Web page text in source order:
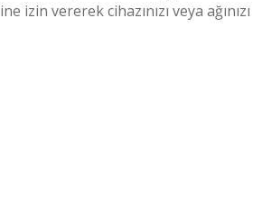
vererek cihazınızı veya ağınızı